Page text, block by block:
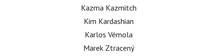
Kazma Kazmitch
Kim Kardashian
Karlos Vémola
Marek Ztracený